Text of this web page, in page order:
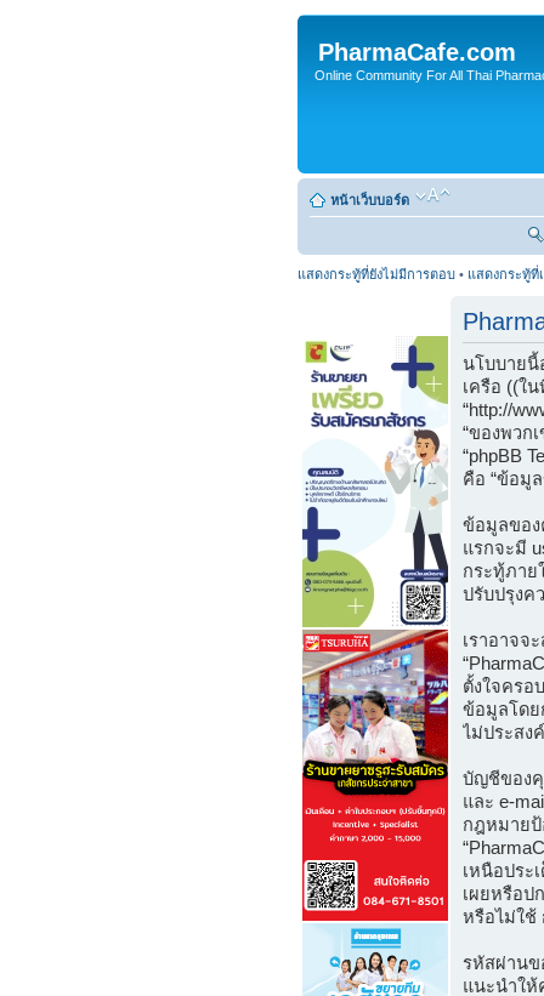
PharmaCafe.com
Online Community For All Thai
หน้าเว็บบอร์ด
แสดงกระทู้ที่ยังไม่มีการตอบ • แสดงกระทู้ที่
นโบบายนี้
เครือ ((ใน
“http://
“ของพวกเ
“phpBB
คือ “ข้อมู
ข้อมูลของ
แรกจะมี
กระทู้ภาย
ปรับปรุงค
เราอาจจ
ตั้งใจครอ
ข้อมูลโดย
ไม่ประสง
บัญชีของคุ
และ e-
กฎหมายป้
เหนือประ
เผยหรือ
หรือไม่ใช้
รหัสผ่านข
แนะนำใ